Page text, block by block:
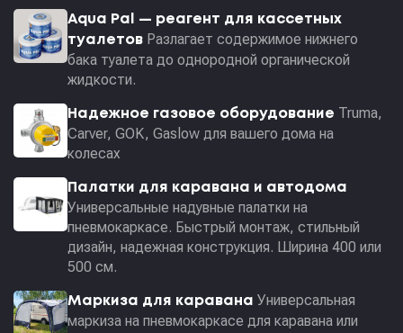
Aqua Pal — pеагент для кассетных
туалетов Разлагает содержимое нижнего
бака туалета до однородной органической
жидкости.
Надежное газовое оборудование Truma,
Carver, GOK, Gaslow для вашего дома на
колесах
Палатки для каравана и автодома
Универсальные надувные палатки на
пневмокаркасе. Быстрый монтаж, стильный
дизайн, надежная конструкция. Ширина 400 или
500 см.
Маркиза для каравана Универсальная
маркиза на пневмокаркасе для каравана или